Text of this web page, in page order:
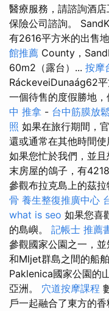
醫療服務，請諮詢酒
保險公司諮詢。
有2616平方米的出售
館推薦 County，
60m2（露台）... 按摩
RáckeveiDunaág62
一個待售的度假勝地
中 推拿 - 台中筋膜放
照 如果在旅行期間，
還或通常在其他時間使
如果您忙於我們，並
末房屋的鴿子，有
參觀布拉克島上的茲拉
骨 養生整復推廣中心
what is seo 如果您喜
的島嶼。 記帳士 推薦
參觀國家公園之一，並
和Mljet群島之間的船
Paklenica國家公園的
亞洲。 穴道按摩課程
戶一起融合了東方的香